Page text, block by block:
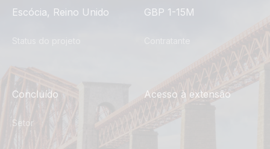
Escócia, Reino Unido GBP 1-15M
Concluído Acesso à extensão
Setor